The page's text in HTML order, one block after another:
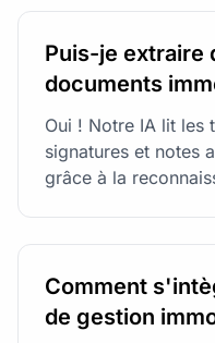
Puis-je extraire
documents
Oui ! Notre IA lit les
signatures et notes
grâce à la
Comment
de gestion